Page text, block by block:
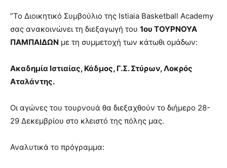
”Το Διοικητικό Συμβούλιο της Ιstiaia Basketball Academy
σας ανακοινώνει τη διεξαγωγή του 1ου ΤΟΥΡΝΟΥΑ
ΠΑΜΠΑΙΔΩΝ με τη συμμετοχή των κάτωθι ομάδων:
Ακαδημία Ιστιαίας, Κάδμος, Γ.Σ. Στύρων, Λοκρός
Αταλάντης.
Οι αγώνες του τουρνουά θα διεξαχθούν το διήμερο 28-
29 Δεκεμβρίου στο κλειστό της πόλης μας.
Αναλυτικά το πρόγραμμα: